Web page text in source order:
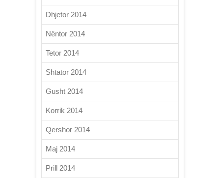
Dhjetor 2014
Nëntor 2014
Tetor 2014
Shtator 2014
Gusht 2014
Korrik 2014
Qershor 2014
Maj 2014
Prill 2014